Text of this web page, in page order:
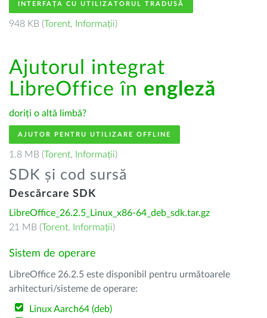
INTERFAȚA CU UTILIZATORUL TRADUSĂ
948 KB (Torent, Informații)
Ajutorul integrat
LibreOffice în engleză
doriți o altă limbă?
AJUTOR PENTRU UTILIZARE OFFLINE
1.8 MB (Torent, Informații)
SDK și cod sursă
Descărcare SDK
LibreOffice_26.2.5_Linux_x86-64_deb_sdk.tar.gz
21 MB (Torent, Informații)
Sistem de operare
LibreOffice 26.2.5 este disponibil pentru următoarele
arhitecturi/sisteme de operare:
Linux Aarch64 (deb)